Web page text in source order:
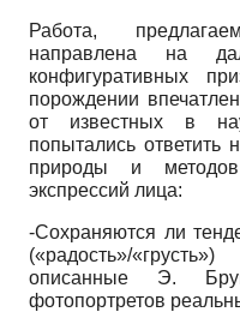
Работа,
направлена на
конфигуративных
порождении
от известных в
попытались ответить
природы и методов
экспрессий лица:
-Сохраняются ли
(«радость»/
описанные Э.
фотопортретов